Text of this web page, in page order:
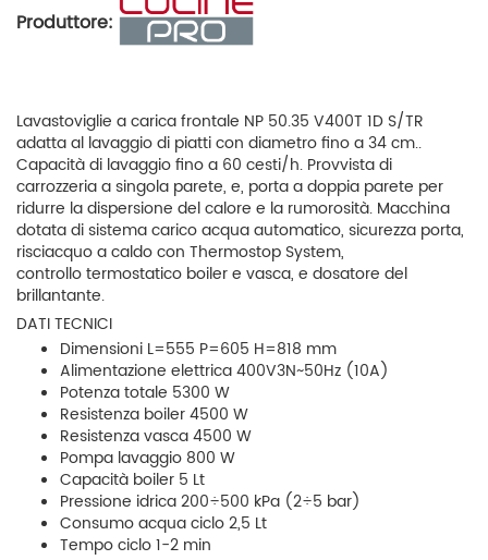
Produttore:
Lavastoviglie a carica frontale NP 50.35 V400T 1D S/TR
adatta al lavaggio di piatti con diametro fino a 34 cm..
Capacità di lavaggio fino a 60 cesti/h. Provvista di
carrozzeria a singola parete, e, porta a doppia parete per
ridurre la dispersione del calore e la rumorosità. Macchina
dotata di sistema carico acqua automatico, sicurezza porta,
risciacquo a caldo con Thermostop System,
controllo termostatico boiler e vasca, e dosatore del
brillantante.
DATI TECNICI
Dimensioni L=555 P=605 H=818 mm
Alimentazione elettrica 400V3N~50Hz (10A)
Potenza totale 5300 W
Resistenza boiler 4500 W
Resistenza vasca 4500 W
Pompa lavaggio 800 W
Capacità boiler 5 Lt
Pressione idrica 200÷500 kPa (2÷5 bar)
Consumo acqua ciclo 2,5 Lt
Tempo ciclo 1-2 min